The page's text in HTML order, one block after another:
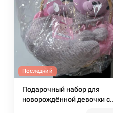
Последний
Подарочный набор для
новорождённой девочки с